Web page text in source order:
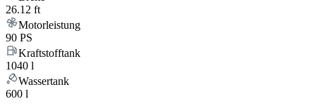
26.12 ft
Motorleistung
90 PS
Kraftstofftank
1040 l
Wassertank
600 l